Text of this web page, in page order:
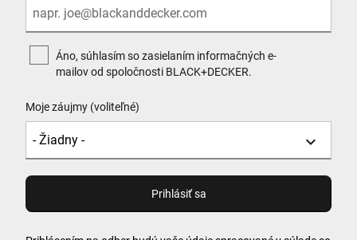
Áno, súhlasím so zasielaním informačných e-
mailov od spoločnosti BLACK+DECKER.
Moje záujmy (voliteľné)